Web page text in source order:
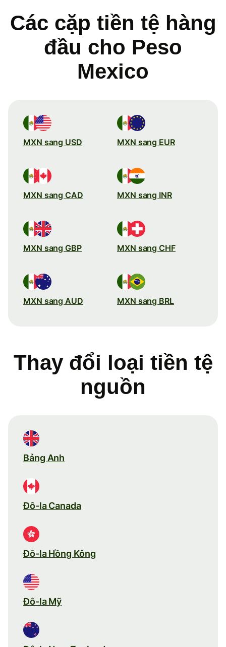
Các cặp tiền tệ hàng
đầu cho Peso
Mexico
MXN sang USD MXN sang EUR
MXN sang CAD MXN sang INR
MXN sang GBP MXN sang CHF
MXN sang AUD MXN sang BRL
Thay đổi loại tiền tệ
nguồn
Bảng Anh
Đô-la Canada
Đô-la Hồng Kông
Đô-la Mỹ